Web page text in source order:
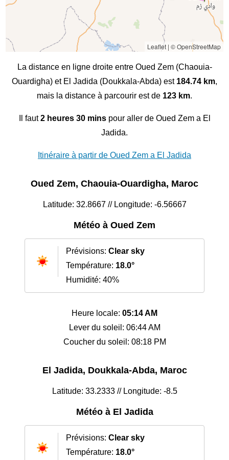
Leaflet| © OpenStreetMap
La distance en ligne droite entre Oued Zem (Chaouia-
Ouardigha) et El Jadida (Doukkala-Abda) est 184.74 km,
mais la distance à parcourir est de 123 km.
Il faut2 heures 30 minspour aller de Oued Zem a El
Jadida.
Itinéraire à partir de Oued Zem a El Jadida
Oued Zem, Chaouia-Ouardigha, Maroc
Latitude: 32.8667 // Longitude: -6.56667
Météo à Oued Zem
Prévisions: Clear sky
Température: 18.0°
Humidité: 40%
Heure locale: 05:14 AM
Lever du soleil: 06:44 AM
Coucher du soleil: 08:18 PM
El Jadida, Doukkala-Abda, Maroc
Latitude: 33.2333 // Longitude: -8.5
Météo à El Jadida
Prévisions: Clear sky
Température: 18.0°